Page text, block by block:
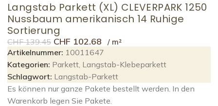
Langstab Parkett (XL) CLEVERPARK 1250
Nussbaum amerikanisch 14 Ruhige
Sortierung
CHF139.45 CHF 102.68
Artikelnummer: 10011647
Kategorien: Parkett, Langstab-Klebeparkett
Schlagwort: Langstab-Parkett
Es können nur ganze Pakete bestellt werden. In den
Warenkorb legen Sie Pakete.